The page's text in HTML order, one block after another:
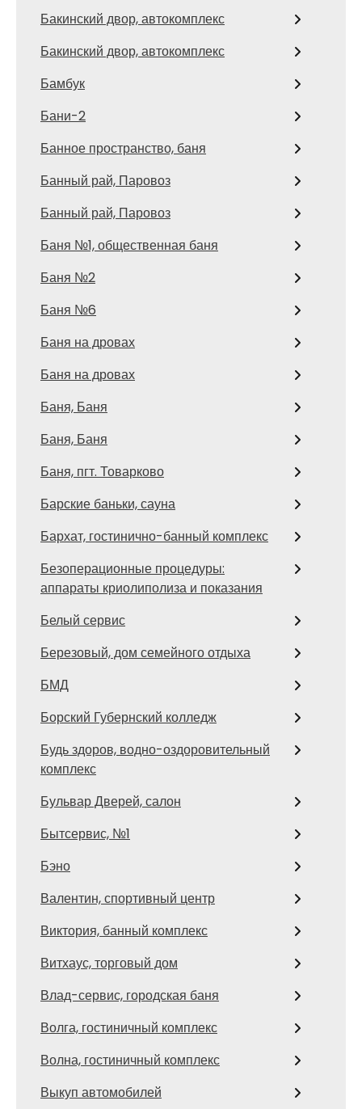
Бакинский двор, автокомплекс
Бакинский двор, автокомплекс
Бамбук
Бани-2
Банное пространство, баня
Банный рай, Паровоз
Банный рай, Паровоз
Баня №1, общественная баня
Баня №2
Баня №6
Баня на дровах
Баня на дровах
Баня, Баня
Баня, Баня
Баня, пгт. Товарково
Барские баньки, сауна
Бархат, гостинично-банный комплекс
Безоперационные процедуры:
аппараты криолиполиза и показания
Белый сервис
Березовый, дом семейного отдыха
БМД
Борский Губернский колледж
Будь здоров, водно-оздоровительный
комплекс
Бульвар Дверей, салон
Бытсервис, №1
Бэно
Валентин, спортивный центр
Виктория, банный комплекс
Витхаус, торговый дом
Влад-сервис, городская баня
Волга, гостиничный комплекс
Волна, гостиничный комплекс
Выкуп автомобилей